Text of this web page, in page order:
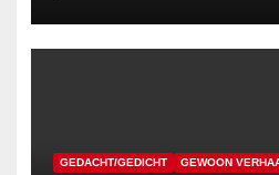
GEDACHT/GEDICHT GEWOON